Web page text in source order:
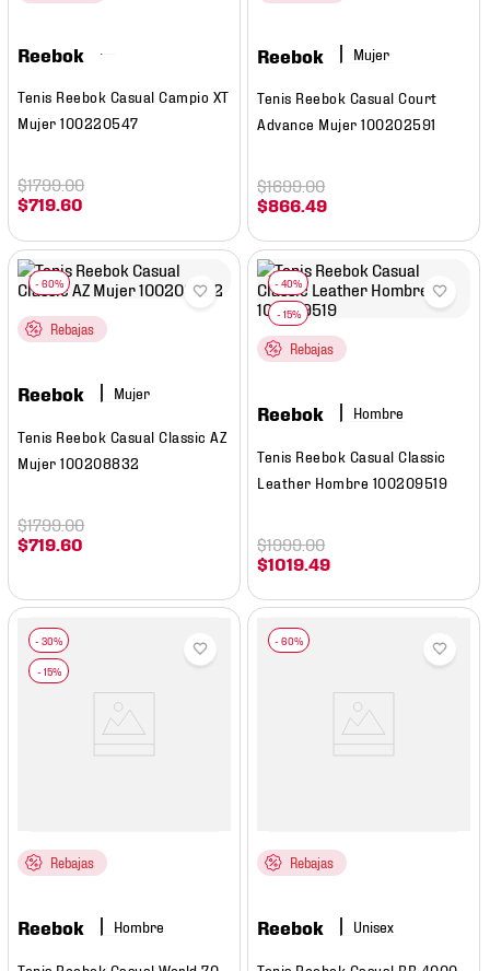
Reebok
Tenis Reebok Casual Campio XT
Mujer 100220547
$719.60
$1799.00
Reebok Mujer
Tenis Reebok Casual Court
Advance Mujer 100202591
$866.49
$1699.00
Rebajas
Reebok Mujer
Tenis Reebok Casual Classic AZ
Mujer 100208832
$719 .60
$1799.00
Rebajas
Reebok Hombre
Tenis Reebok Casual Classic
Leather Hombre 100209519
$1019 .49
$1999.00
Rebajas
Reebok Hombre
Rebajas
Reebok
8.
chivas
9
tenis niño
10. tenis nike